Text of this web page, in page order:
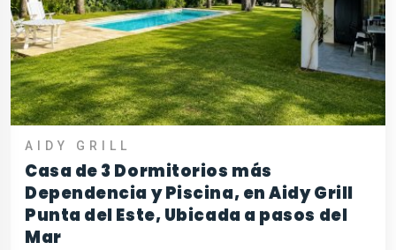
AIDY GRILL
Casa de 3 Dormitorios más
Dependencia y Piscina, en Aidy Grill
Punta del Este, Ubicada a pasos del
Mar